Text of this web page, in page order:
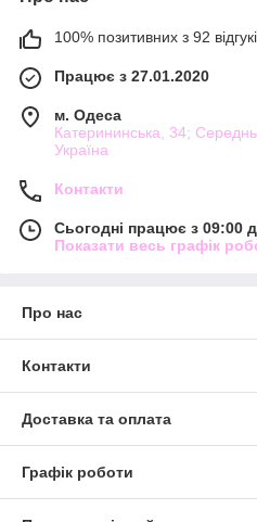
100% позитивних з 92
Працює з 27.01.2020
м. Одеса
Катерининська, 34;
Україна
Контакти
Сьогодні працює з 09:00
Показати весь графік
Про нас
Контакти
Доставка та оплата
Графік роботи